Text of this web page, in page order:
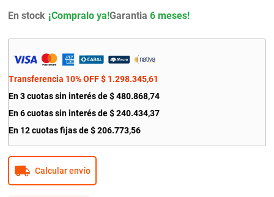
En stock Garantia 6 meses!
Transferencia 10% OFF $ 1.298.345,61
En 3 cuotas sin interés de $ 480.868,74
En 6 cuotas sin interés de$ 240.434,37
En 12 cuotas fijas de $ 206.773,56
Calcular envío